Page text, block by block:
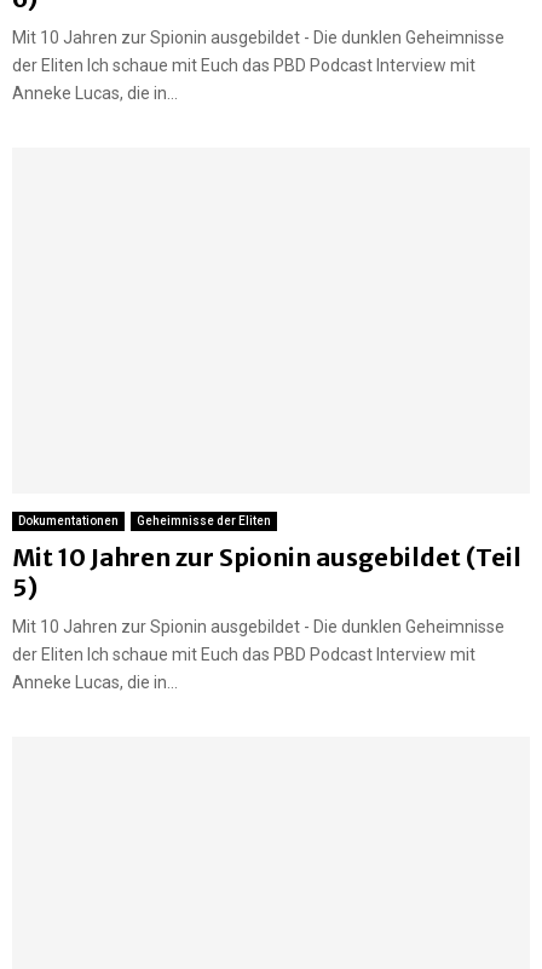
Mit 10 Jahren zur Spionin ausgebildet - Die dunklen Geheimnisse
der Eliten Ich schaue mit Euch das PBD Podcast Interview mit
Anneke Lucas, die in...
Dokumentationen Geheimnisse der Eliten
Mit 10 Jahren zur Spionin ausgebildet (Teil
5)
Mit 10 Jahren zur Spionin ausgebildet - Die dunklen Geheimnisse
der Eliten Ich schaue mit Euch das PBD Podcast Interview mit
Anneke Lucas, die in...